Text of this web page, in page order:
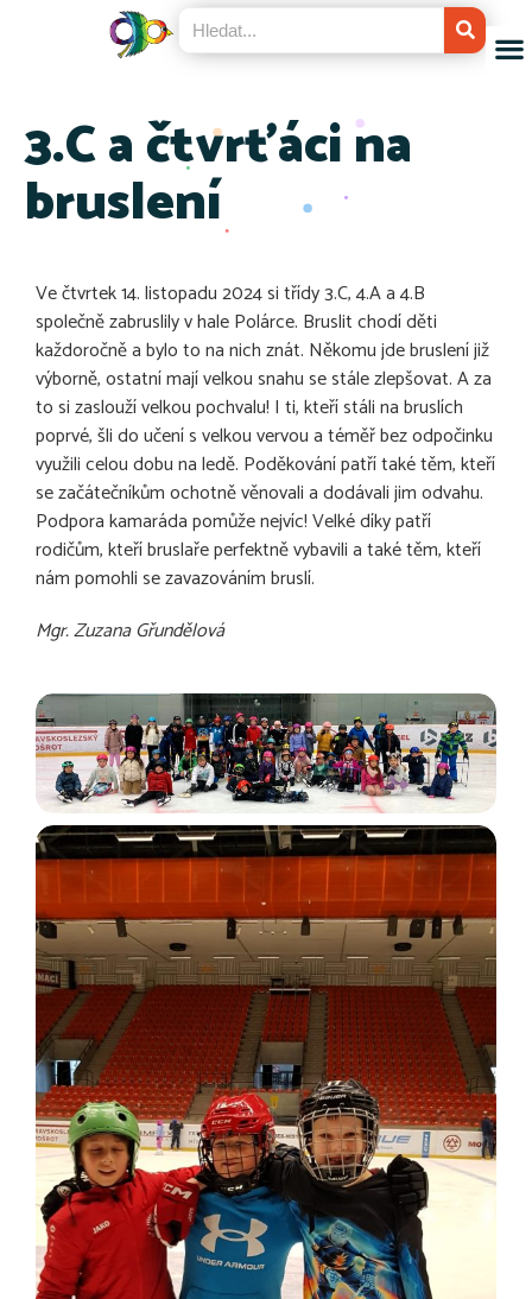
3.C a čtvrťáci na
bruslení
Ve čtvrtek 14. listopadu 2024 si třídy 3.C, 4.A a 4.B
společně zabruslily v hale Polárce. Bruslit chodí děti
každoročně a bylo to na nich znát. Někomu jde bruslení již
výborně, ostatní mají velkou snahu se stále zlepšovat. A za
to si zaslouží velkou pochvalu! I ti, kteří stáli na bruslích
poprvé, šli do učení s velkou vervou a téměř bez odpočinku
využili celou dobu na ledě. Poděkování patří také těm, kteří
se začátečníkům ochotně věnovali a dodávali jim odvahu.
Podpora kamaráda pomůže nejvíc! Velké díky patří
rodičům, kteří bruslaře perfektně vybavili a také těm, kteří
nám pomohli se zavazováním bruslí.
Mgr. Zuzana Gřundělová